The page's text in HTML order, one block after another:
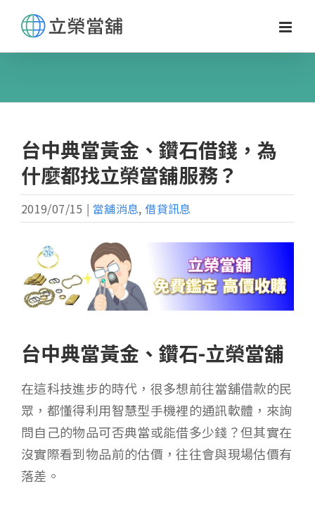
content
台中典當黃金、鑽石借錢，為
什麼都找立榮當舖服務？
2019/07/15 | 當舖消息,借貸訊息
台中典當黃金、鑽石-立榮當舖
在這科技進步的時代，很多想前往當舖借款的民
眾，都懂得利用智慧型手機裡的通訊軟體，來詢
問自己的物品可否典當或能借多少錢？但其實在
沒實際看到物品前的估價，往往會與現場估價有
落差。